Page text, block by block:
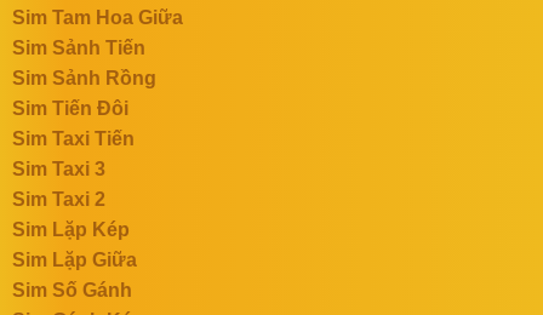
Sim Tam Hoa Giữa
Sim Sảnh Tiến
Sim Sảnh Rồng
Sim Tiến Đôi
Sim Taxi Tiến
Sim Taxi 3
Sim Taxi 2
Sim Lặp Kép
Sim Lặp Giữa
Sim Số Gánh